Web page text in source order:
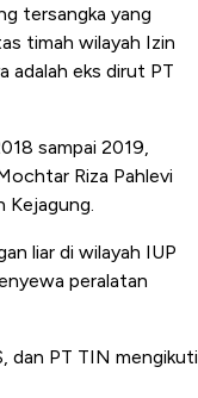
tersangka yang
timah wilayah Izin
adalah eks dirut PT
sampai 2019,
Riza Pahlevi
Kejagung.
liar di wilayah IUP
peralatan
dan PT TIN mengikuti